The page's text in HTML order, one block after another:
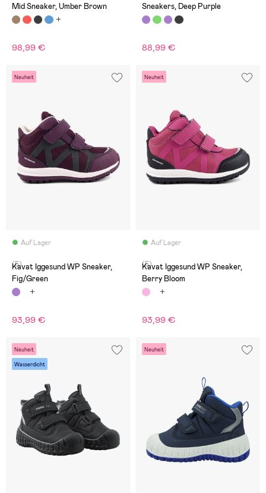
Mid Sneaker, Umber Brown
98,99 €
Sneakers, Deep Purple
88,99 €
Neuheit
Auf Lager
(5)
Kavat Iggesund WP Sneaker,
Fig/Green
93,99 €
Neuheit
Auf Lager
(5)
Kavat Iggesund WP Sneaker,
Berry Bloom
93,99 €
Neuheit
Wasserdicht
Neuheit